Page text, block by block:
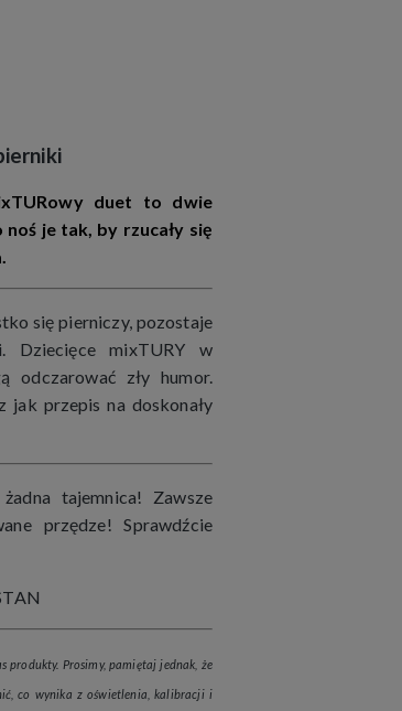
duet to dwie
je tak, by rzucały się
się pierniczy, pozostaje
Dziecięce mixTURY w
odczarować zły humor.
jak przepis na doskonały
tajemnica! Zawsze
przędze! Sprawdźcie
produkty. Prosimy, pamiętaj jednak, że
co wynika z oświetlenia, kalibracji i